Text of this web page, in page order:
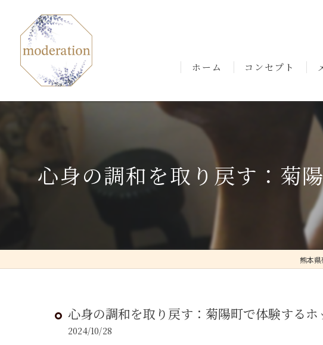
ホーム コンセプト
心身の調和を取り戻す：菊
熊本
心身の調和を取り戻す：菊陽町で体験する
2024/10/28